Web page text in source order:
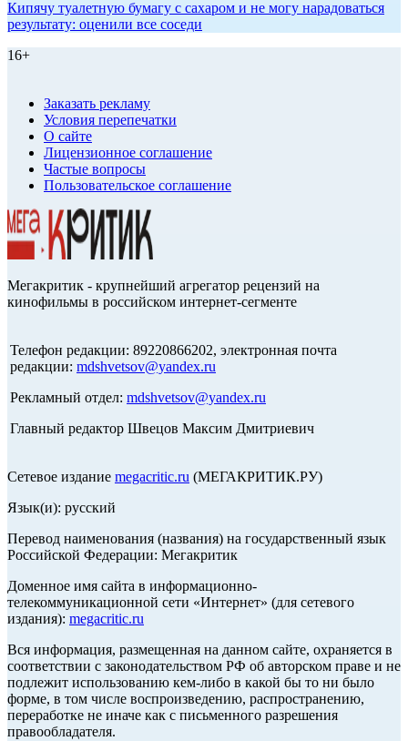
Кипячу туалетную бумагу с сахаром и не могу нарадоваться
результату: оценили все соседи
16+
Заказать рекламу
Условия перепечатки
О сайте
Лицензионное соглашение
Частые вопросы
Пользовательское соглашение
Мегакритик - крупнейший агрегатор рецензий на
кинофильмы в российском интернет-сегменте
Телефон редакции: 89220866202, электронная почта
редакции: mdshvetsov@yandex.ru
Рекламный отдел: mdshvetsov@yandex.ru
Главный редактор Швецов Максим Дмитриевич
Сетевое издание megacritic.ru (МЕГАКРИТИК.РУ)
Язык(и): русский
Перевод наименования (названия) на государственный язык
Российской Федерации: Мегакритик
Доменное имя сайта в информационно-
телекоммуникационной сети «Интернет» (для сетевого
издания): megacritic.ru
Вся информация, размещенная на данном сайте, охраняется в
соответствии с законодательством РФ об авторском праве и не
подлежит использованию кем-либо в какой бы то ни было
форме, в том числе воспроизведению, распространению,
переработке не иначе как с письменного разрешения
правообладателя.